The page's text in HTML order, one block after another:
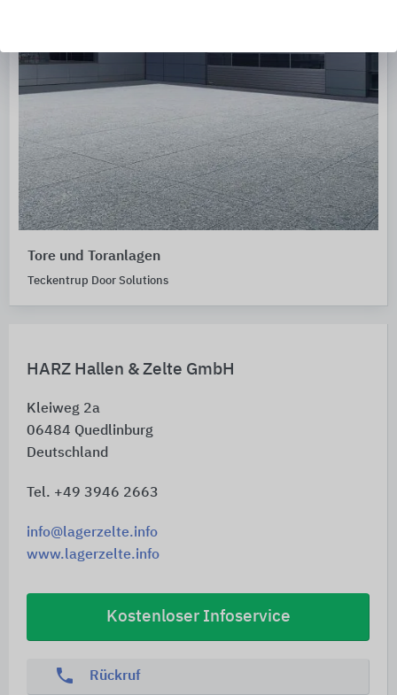
HARZ Hallen & Zelte GmbH
Kleiweg 2a
06484 Quedlinburg
Deutschland
Tel. +49 3946 2663
info@lagerzelte.info
www.lagerzelte.info
Kostenloser Infoservice
phone Rückruf
Tore und Toranlagen
Teckentrup Door Solutions